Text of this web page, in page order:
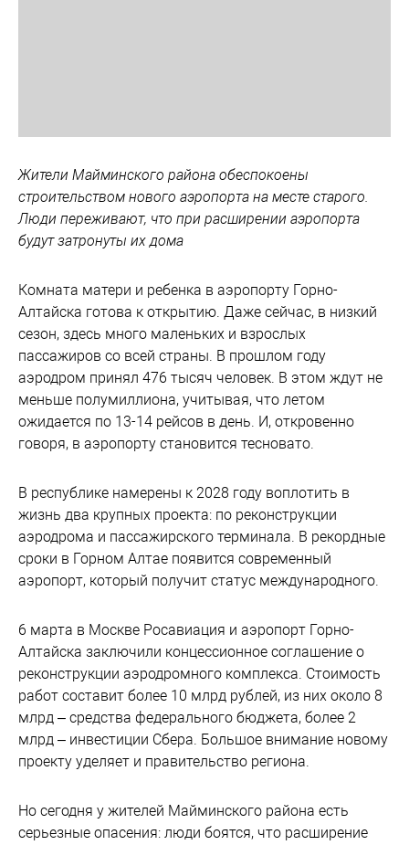
Жители Майминского района обеспокоены
строительством нового аэропорта на месте старого.
Люди переживают, что при расширении аэропорта
будут затронуты их дома
Комната матери и ребенка в аэропорту Горно-
Алтайска готова к открытию. Даже сейчас, в низкий
сезон, здесь много маленьких и взрослых
пассажиров со всей страны. В прошлом году
аэродром принял 476 тысяч человек. В этом ждут не
меньше полумиллиона, учитывая, что летом
ожидается по 13-14 рейсов в день. И, откровенно
говоря, в аэропорту становится тесновато.
В республике намерены к 2028 году воплотить в
жизнь два крупных проекта: по реконструкции
аэродрома и пассажирского терминала. В рекордные
сроки в Горном Алтае появится современный
аэропорт, который получит статус международного.
6 марта в Москве Росавиация и аэропорт Горно-
Алтайска заключили концессионное соглашение о
реконструкции аэродромного комплекса. Стоимость
работ составит более 10 млрд рублей, из них около 8
млрд – средства федерального бюджета, более 2
млрд – инвестиции Сбера. Большое внимание новому
проекту уделяет и правительство региона.
Но сегодня у жителей Майминского района есть
серьезные опасения: люди боятся, что расширение